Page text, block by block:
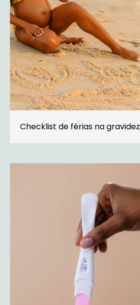
Checklist de férias na gravidez